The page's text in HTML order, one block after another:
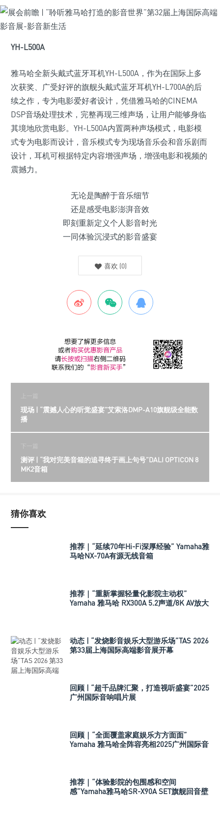
YH-L500A
雅马哈全新头戴式蓝牙耳机YH-L500A，作为在国际上多
次获奖、广受好评的旗舰头戴式蓝牙耳机YH-L700A的后
续之作，专为电影爱好者设计，凭借雅马哈的CINEMA
DSP音场处理技术，完整再现三维声场，让用户能够身临
其境地欣赏电影。YH-L500A内置两种声场模式，电影模
式专为电影而设计，音乐模式专为现场音乐会和音乐剧而
设计，耳机可根据特定内容增强声场，增强电影和视频的
震撼力。
无论是陶醉于音乐细节
还是感受电影澎湃音效
即刻重新定义个人影音时光
一同体验沉浸式的影音盛宴
喜欢 (0)
上一篇
现场 | “震撼人心的听觉盛宴”艾索洛DMP-A10旗舰级全能数
播
下一篇
测评 | “我对完美音箱的追寻终于画上句号”DALI OPTICON 8
MK2音箱
猜你喜欢
推荐｜“延续70年Hi-Fi深厚经验” Yamaha雅
马哈NX-70A有源无线音箱
推荐｜“重新掌握轻量化影院主动权”
Yamaha 雅马哈 RX300A 5.2声道/8K AV放大
动态 | “发烧影音娱乐大型游乐场”TAS 2026
第33届上海国际高端影音展开幕
回顾 | “超千品牌汇聚，打造视听盛宴”2025
广州国际音响唱片展
回顾｜“全面覆盖家庭娱乐方方面面”
Yamaha 雅马哈全阵容亮相2025广州国际音
推荐｜“体验影院的包围感和空间
感”Yamaha雅马哈SR-X90A SET旗舰回音壁